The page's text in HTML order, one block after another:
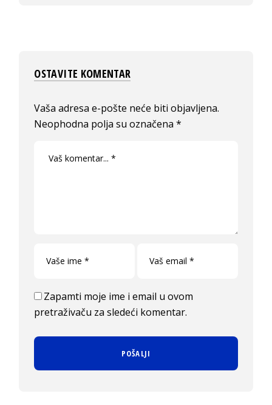
OSTAVITE KOMENTAR
Vaša adresa e-pošte neće biti objavljena.
Neophodna polja su označena*
Zapamti moje ime i email u ovom
pretraživaču za sledeći komentar.